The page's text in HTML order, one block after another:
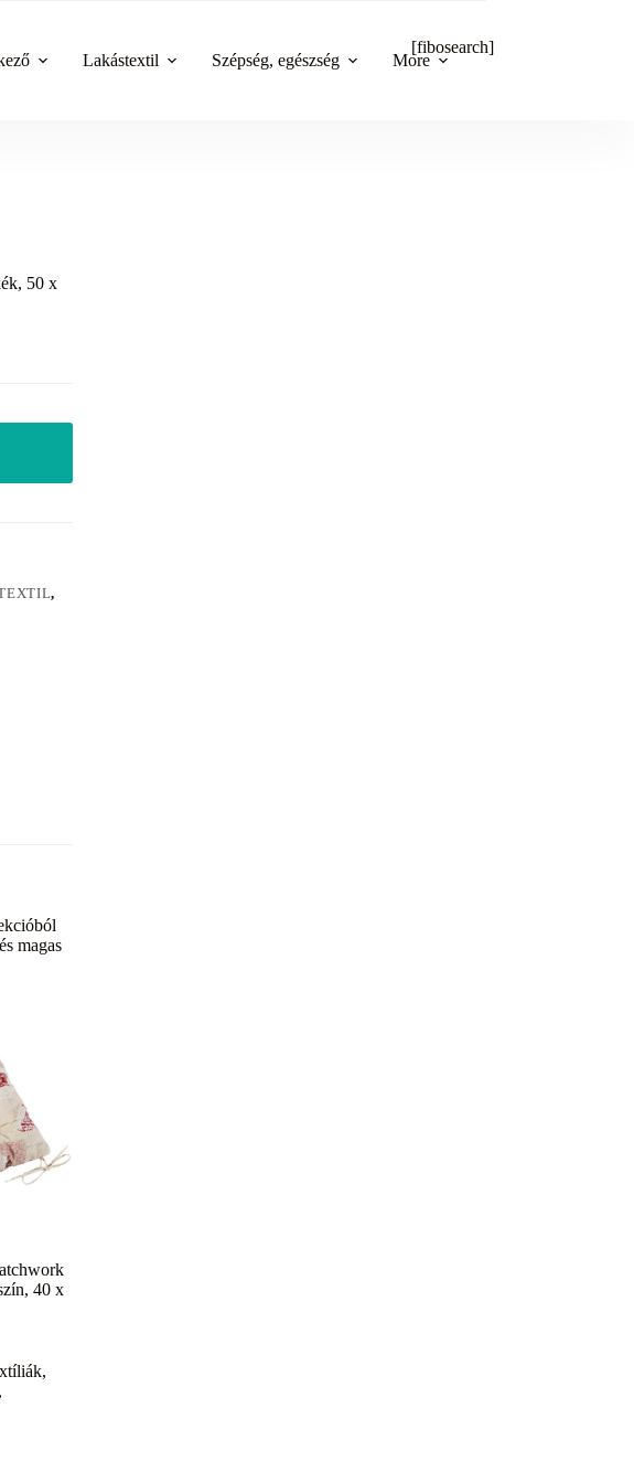
Lakástextil Szépség, egészség More
[fibosearch]
50 x
,
magas
40 x
,
,